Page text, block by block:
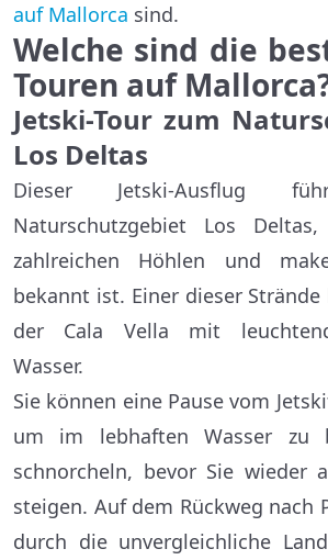
auf Mallorca sind.
Welche sind die
Touren auf
Jetski-Tour zum
Los Deltas
Dieser Jetski-Ausflug
Naturschutzgebiet Los
zahlreichen Höhlen und
bekannt ist. Einer dieser
der Cala Vella mit
Wasser.
Sie können eine Pause vom
um im lebhaften Wasser zu
schnorcheln, bevor Sie wieder
steigen. Auf dem Rückweg nach
durch die unvergleichliche